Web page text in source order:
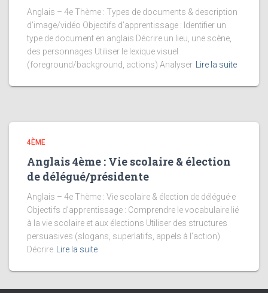
Anglais – 4e Thème : Types de documents & description
d’image/vidéo Objectifs d’apprentissage : Identifier un
type de document en anglais Décrire un lieu, une scène,
des personnages Utiliser le lexique visuel
(foreground/background, actions) Analyser Lire la suite
4ÈME
Anglais 4ème : Vie scolaire & élection
de délégué/présidente
Anglais – 4e Thème : Vie scolaire & élection de délégué·e
Objectifs d’apprentissage : Comprendre le vocabulaire lié
à la vie scolaire et aux élections Utiliser des structures
persuasives (slogans, superlatifs, appels à l’action)
Décrire Lire la suite